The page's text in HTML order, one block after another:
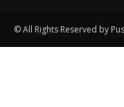
© All Rights Reserved by